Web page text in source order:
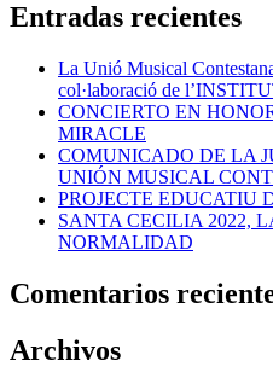
Entradas recientes
La Unió Musical
col·laboració de
CONCIERTO EN
MIRACLE
COMUNICADO DE LA
UNIÓN MUSICAL
PROJECTE EDUCATIU
SANTA CECILIA 2022,
NORMALIDAD
Comentarios
Archivos